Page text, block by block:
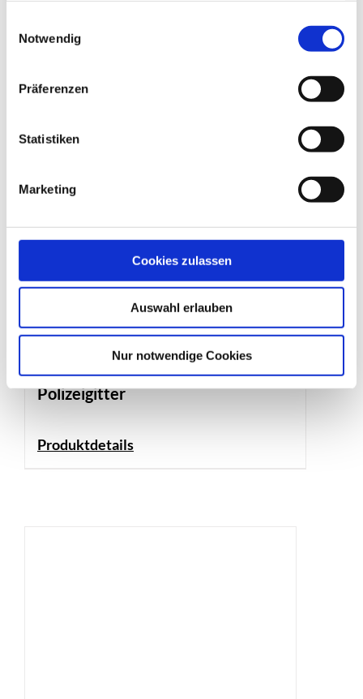
Notwendig
Präferenzen
Statistiken
Marketing
Cookies zulassen
Auswahl erlauben
Nur notwendige Cookies
Laterneneisen
Produktdetails
Polizeigitter
Produktdetails